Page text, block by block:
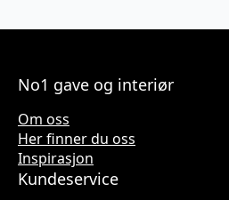
No1 gave og interiør
Om oss
Her finner du oss
Inspirasjon
Kundeservice